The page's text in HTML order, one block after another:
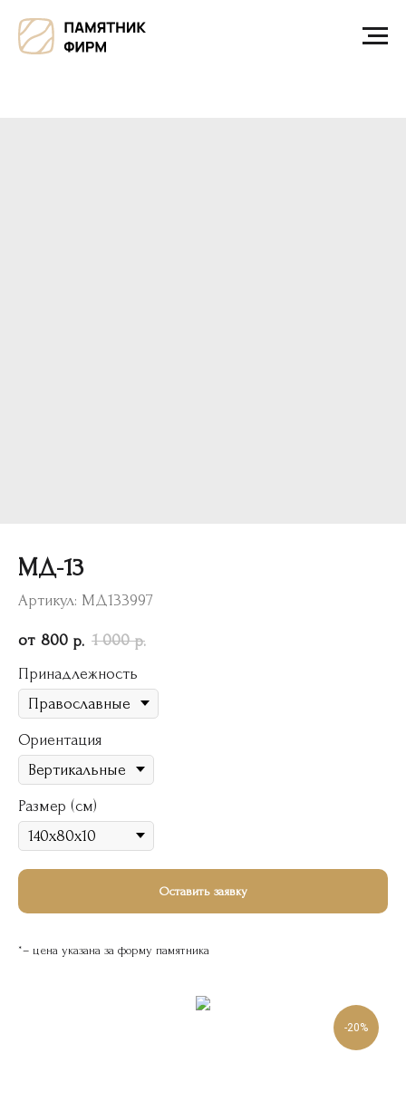
МД-13
Артикул: МД133997
800 р. 1 000 р.
Принадлежность
Ориентация
Размер (см)
Оставить заявку
*– цена указана за форму памятника
-20%